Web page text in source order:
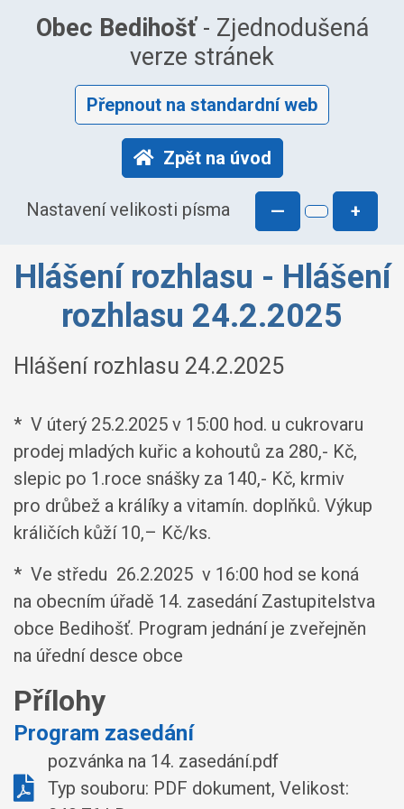
Obec Bedihošť- Zjednodušená
verze stránek
Přepnout na standardní web
Zpět na úvod
Nastavení velikosti písma — +
Hlášení rozhlasu - Hlášení
rozhlasu 24.2.2025
Hlášení rozhlasu 24.2.2025
* V úterý 25.2.2025 v 15:00 hod. u cukrovaru
prodej mladých kuřic a kohoutů za 280,- Kč,
slepic po 1.roce snášky za 140,- Kč, krmiv
pro drůbež a králíky a vitamín. doplňků. Výkup
králičích kůží 10,– Kč/ks.
* Ve středu 26.2.2025 v 16:00 hod se koná
na obecním úřadě 14. zasedání Zastupitelstva
obce Bedihošť. Program jednání je zveřejněn
na úřední desce obce
Přílohy
Program zasedání
pozvánka na 14. zasedání.pdf
Typ souboru: PDF dokument, Velikost: